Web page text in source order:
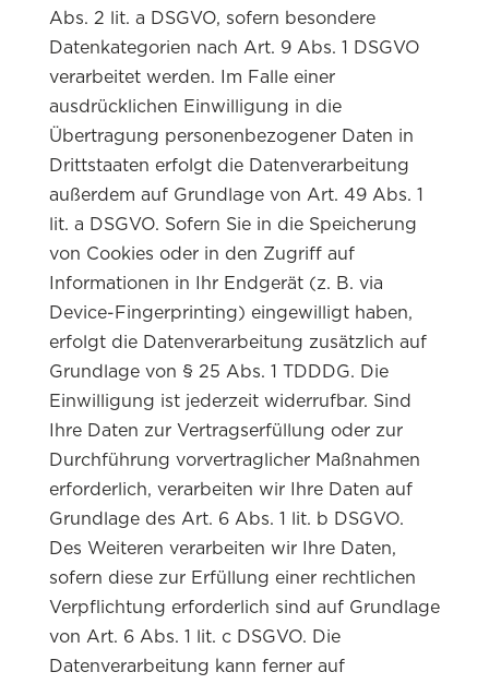
Abs. 2 lit. a DSGVO, sofern besondere
Datenkategorien nach Art. 9 Abs. 1 DSGVO
verarbeitet werden. Im Falle einer
ausdrücklichen Einwilligung in die
Übertragung personenbezogener Daten in
Drittstaaten erfolgt die Datenverarbeitung
außerdem auf Grundlage von Art. 49 Abs. 1
lit. a DSGVO. Sofern Sie in die Speicherung
von Cookies oder in den Zugriff auf
Informationen in Ihr Endgerät (z. B. via
Device-Fingerprinting) eingewilligt haben,
erfolgt die Datenverarbeitung zusätzlich auf
Grundlage von § 25 Abs. 1 TDDDG. Die
Einwilligung ist jederzeit widerrufbar. Sind
Ihre Daten zur Vertragserfüllung oder zur
Durchführung vorvertraglicher Maßnahmen
erforderlich, verarbeiten wir Ihre Daten auf
Grundlage des Art. 6 Abs. 1 lit. b DSGVO.
Des Weiteren verarbeiten wir Ihre Daten,
sofern diese zur Erfüllung einer rechtlichen
Verpflichtung erforderlich sind auf Grundlage
von Art. 6 Abs. 1 lit. c DSGVO. Die
Datenverarbeitung kann ferner auf